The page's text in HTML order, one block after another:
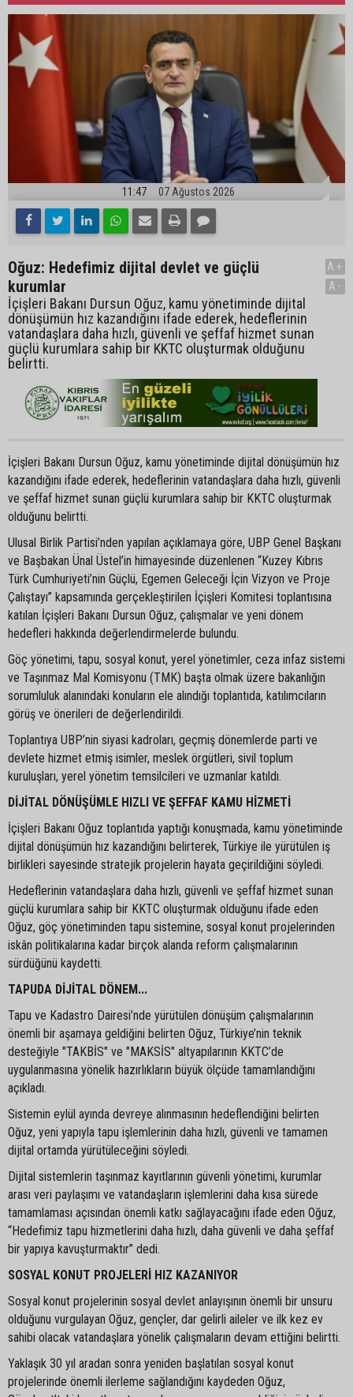
11:47 07 Ağustos 2026
Oğuz: Hedefimiz dijital devlet ve güçlü
kurumlar
İçişleri Bakanı Dursun Oğuz, kamu yönetiminde dijital
dönüşümün hız kazandığını ifade ederek, hedeflerinin
vatandaşlara daha hızlı, güvenli ve şeffaf hizmet sunan
güçlü kurumlara sahip bir KKTC oluşturmak olduğunu
belirtti.
A+
A-
İçişleri Bakanı Dursun Oğuz, kamu yönetiminde dijital dönüşümün hız
kazandığını ifade ederek, hedeflerinin vatandaşlara daha hızlı, güvenli
ve şeffaf hizmet sunan güçlü kurumlara sahip bir KKTC oluşturmak
olduğunu belirtti.
Ulusal Birlik Partisi’nden yapılan açıklamaya göre, UBP Genel Başkanı
ve Başbakan Ünal Üstel’in himayesinde düzenlenen “Kuzey Kıbrıs
Türk Cumhuriyeti’nin Güçlü, Egemen Geleceği İçin Vizyon ve Proje
Çalıştayı” kapsamında gerçekleştirilen İçişleri Komitesi toplantısına
katılan İçişleri Bakanı Dursun Oğuz, çalışmalar ve yeni dönem
hedefleri hakkında değerlendirmelerde bulundu.
Göç yönetimi, tapu, sosyal konut, yerel yönetimler, ceza infaz sistemi
ve Taşınmaz Mal Komisyonu (TMK) başta olmak üzere bakanlığın
sorumluluk alanındaki konuların ele alındığı toplantıda, katılımcıların
görüş ve önerileri de değerlendirildi.
Toplantıya UBP’nin siyasi kadroları, geçmiş dönemlerde parti ve
devlete hizmet etmiş isimler, meslek örgütleri, sivil toplum
kuruluşları, yerel yönetim temsilcileri ve uzmanlar katıldı.
DİJİTAL DÖNÜŞÜMLE HIZLI VE ŞEFFAF KAMU HİZMETİ
İçişleri Bakanı Oğuz toplantıda yaptığı konuşmada, kamu yönetiminde
dijital dönüşümün hız kazandığını belirterek, Türkiye ile yürütülen iş
birlikleri sayesinde stratejik projelerin hayata geçirildiğini söyledi.
Hedeflerinin vatandaşlara daha hızlı, güvenli ve şeffaf hizmet sunan
güçlü kurumlara sahip bir KKTC oluşturmak olduğunu ifade eden
Oğuz, göç yönetiminden tapu sistemine, sosyal konut projelerinden
iskân politikalarına kadar birçok alanda reform çalışmalarının
sürdüğünü kaydetti.
TAPUDA DİJİTAL DÖNEM...
Tapu ve Kadastro Dairesi’nde yürütülen dönüşüm çalışmalarının
önemli bir aşamaya geldiğini belirten Oğuz, Türkiye’nin teknik
desteğiyle "TAKBİS" ve "MAKSİS" altyapılarının KKTC’de
uygulanmasına yönelik hazırlıkların büyük ölçüde tamamlandığını
açıkladı.
Sistemin eylül ayında devreye alınmasının hedeflendiğini belirten
Oğuz, yeni yapıyla tapu işlemlerinin daha hızlı, güvenli ve tamamen
dijital ortamda yürütüleceğini söyledi.
Dijital sistemlerin taşınmaz kayıtlarının güvenli yönetimi, kurumlar
arası veri paylaşımı ve vatandaşların işlemlerini daha kısa sürede
tamamlaması açısından önemli katkı sağlayacağını ifade eden Oğuz,
“Hedefimiz tapu hizmetlerini daha hızlı, daha güvenli ve daha şeffaf
bir yapıya kavuşturmaktır” dedi.
SOSYAL KONUT PROJELERİ HIZ KAZANIYOR
Sosyal konut projelerinin sosyal devlet anlayışının önemli bir unsuru
olduğunu vurgulayan Oğuz, gençler, dar gelirli aileler ve ilk kez ev
sahibi olacak vatandaşlara yönelik çalışmaların devam ettiğini belirtti.
Yaklaşık 30 yıl aradan sonra yeniden başlatılan sosyal konut
projelerinde önemli ilerleme sağlandığını kaydeden Oğuz,